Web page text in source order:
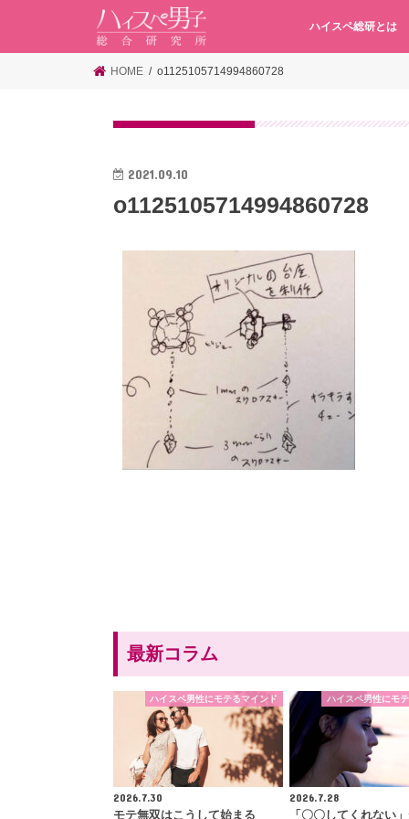
ハイスペ総研とは
HOME o1125105714994860728
2021.09.10
o1125105714994860728
最新コラム
ハイスペ男性にモテるマインド
2026.7.30
モテ無双はこうして始まる
ハイスペ男性にモ
2026.7.28
「〇〇してくれない